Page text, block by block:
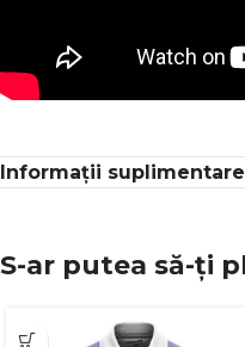
Informații suplimentare
S-ar putea să-ți